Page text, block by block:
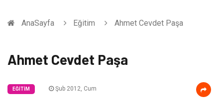
AnaSayfa Eğitim Ahmet Cevdet Paşa
Ahmet Cevdet Paşa
EĞITIM Şub 2012, Cum